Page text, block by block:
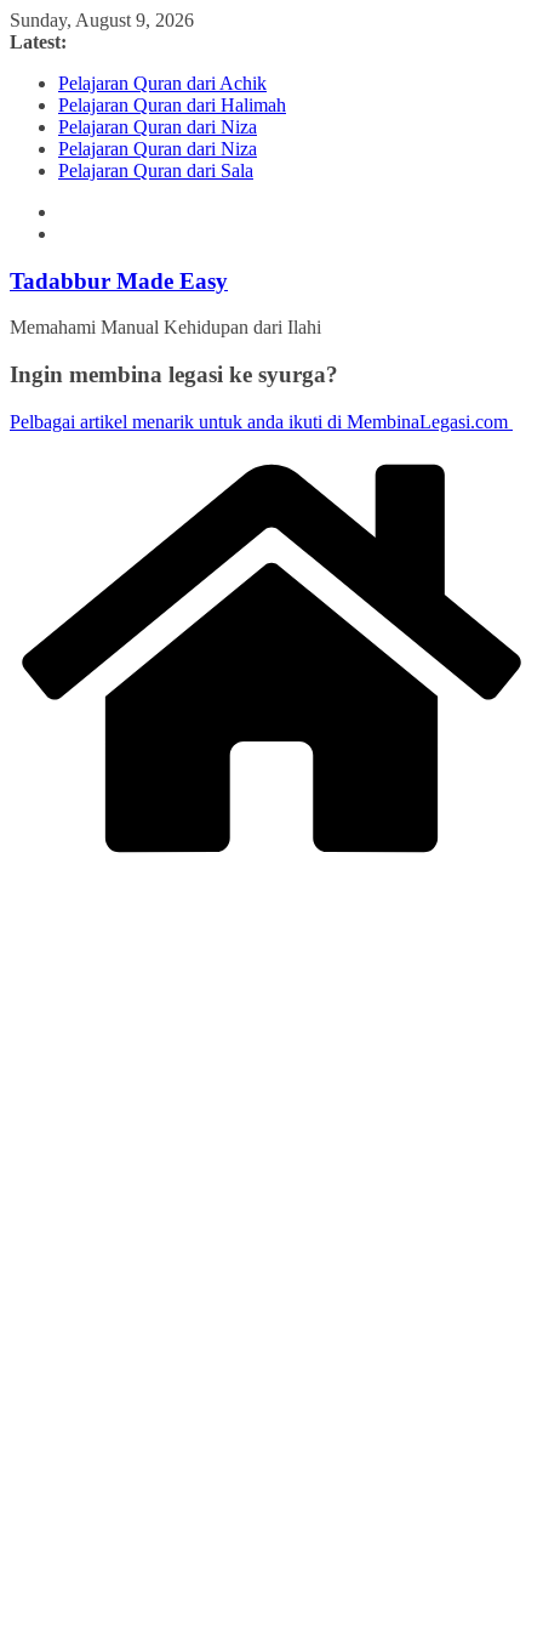
Skip
to
Sunday, August 9, 2026
Latest:
Pelajaran Quran dari Achik
Pelajaran Quran dari Halimah
Pelajaran Quran dari Niza
Pelajaran Quran dari Niza
Pelajaran Quran dari Sala
Tadabbur Made Easy
Memahami Manual Kehidupan dari Ilahi
Ingin membina legasi ke syurga?
Pelbagai artikel menarik untuk anda ikuti di MembinaLegasi.com